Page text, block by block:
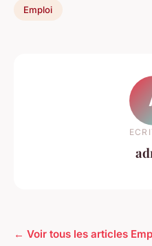
Emploi
← Voir tous les articles